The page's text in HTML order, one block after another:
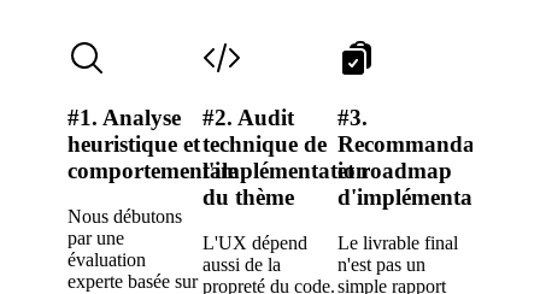
#1. Analyse
heuristique et
comportementale
Nous débutons
par une
évaluation
experte basée sur
#2. Audit
technique de
l'implémentation
du thème
L'UX dépend
aussi de la
propreté du code.
#3.
Recommandations
et roadmap
d'implémentation
Le livrable final
n'est pas un
simple rapport